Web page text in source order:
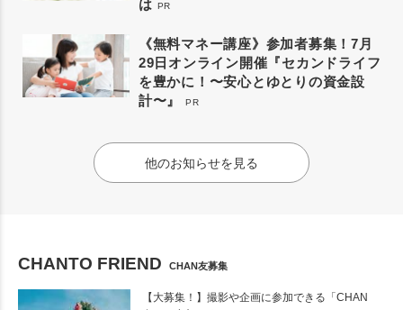
は PR
《無料マネー講座》参加者募集！7月
29日オンライン開催『セカンドライフ
を豊かに！〜安心とゆとりの資金設
計〜』
PR
他のお知らせを見る
CHANTO FRIEND CHAN友募集
【大募集！】撮影や企画に参加できる「CHAN